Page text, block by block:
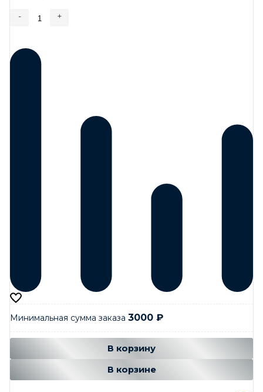
- +
Минимальная сумма заказа 3000 ₽
В корзину
В корзине